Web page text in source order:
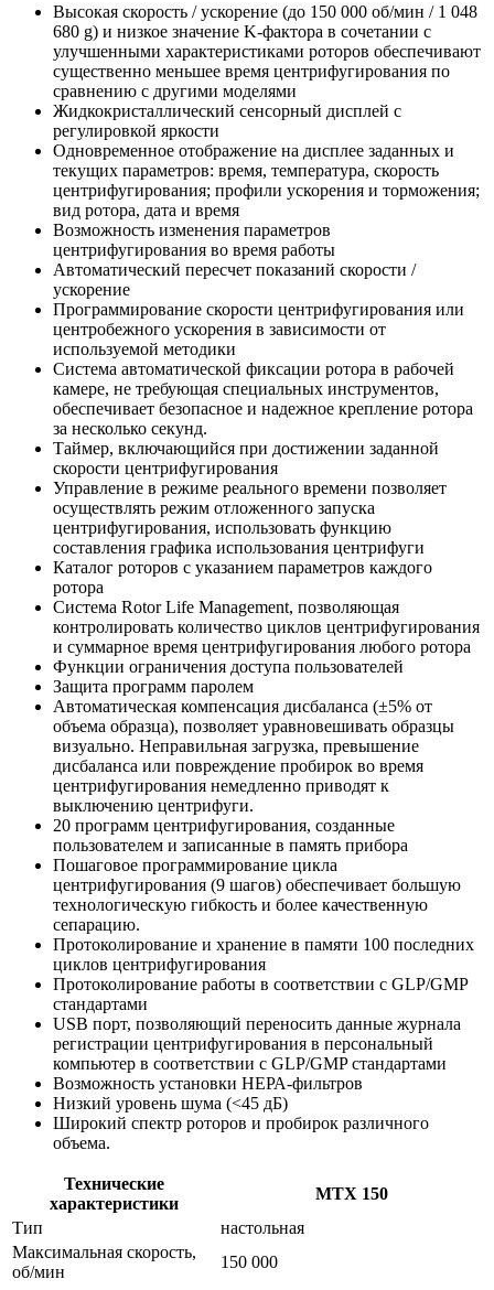
Высокая скорость / ускорение (до 150 000 об/мин / 1 048
680 g) и низкое значение K-фактора в сочетании с
улучшенными характеристиками роторов обеспечивают
существенно меньшее время центрифугирования по
сравнению с другими моделями
Жидкокристаллический сенсорный дисплей c
регулировкой яркости
Одновременное отображение на дисплее заданных и
текущих параметров: время, температура, скорость
центрифугирования; профили ускорения и торможения;
вид ротора, дата и время
Возможность изменения параметров
центрифугирования во время работы
Автоматический пересчет показаний скорости /
ускорение
Программирование скорости центрифугирования или
центробежного ускорения в зависимости от
используемой методики
Система автоматической фиксации ротора в рабочей
камере, не требующая специальных инструментов,
обеспечивает безопасное и надежное крепление ротора
за несколько секунд.
Таймер, включающийся при достижении заданной
скорости центрифугирования
Управление в режиме реального времени позволяет
осуществлять режим отложенного запуска
центрифугирования, использовать функцию
составления графика использования центрифуги
Каталог роторов с указанием параметров каждого
ротора
Система Rotor Life Management, позволяющая
контролировать количество циклов центрифугирования
и суммарное время центрифугирования любого ротора
Функции ограничения доступа пользователей
Защита программ паролем
Автоматическая компенсация дисбаланса (±5% от
объема образца), позволяет уравновешивать образцы
визуально. Неправильная загрузка, превышение
дисбаланса или повреждение пробирок во время
центрифугирования немедленно приводят к
выключению центрифуги.
20 программ центрифугирования, созданные
пользователем и записанные в память прибора
Пошаговое программирование цикла
центрифугирования (9 шагов) обеспечивает большую
технологическую гибкость и более качественную
сепарацию.
Протоколирование и хранение в памяти 100 последних
циклов центрифугирования
Протоколирование работы в соответствии с GLP/GMP
стандартами
USB порт, позволяющий переносить данные журнала
регистрации центрифугирования в персональный
компьютер в соответствии с GLP/GMP стандартами
Возможность установки НЕРА-фильтров
Низкий уровень шума (<45 дБ)
Широкий спектр роторов и пробирок различного
объема.
Технические
характеристики
МТХ 150
Тип
настольная
Максимальная скорость,
об/мин
150 000